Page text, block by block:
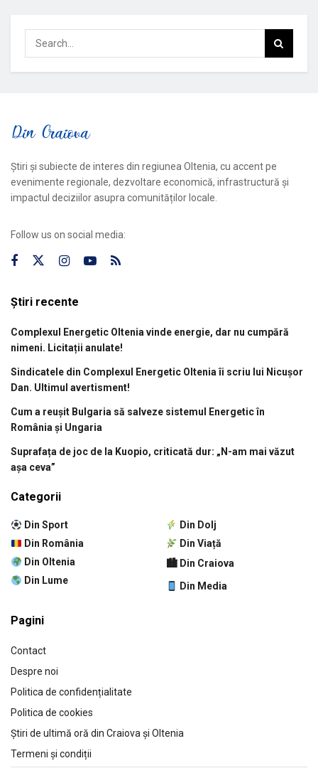
Știri și subiecte de interes din regiunea Oltenia, cu accent pe
evenimente regionale, dezvoltare economică, infrastructură și
impactul deciziilor asupra comunităților locale.
Follow us on social media:
Știri recente
Complexul Energetic Oltenia vinde energie, dar nu cumpără
nimeni. Licitații anulate!
Sindicatele din Complexul Energetic Oltenia îi scriu lui Nicușor
Dan. Ultimul avertisment!
Cum a reușit Bulgaria să salveze sistemul Energetic în
România și Ungaria
Suprafața de joc de la Kuopio, criticată dur: „N-am mai văzut
așa ceva”
Categorii
Din Sport
Din România
Din Oltenia
Din Lume
Din Dolj
Din Viață
🏙 Din Craiova
Din Media
Pagini
Contact
Despre noi
Politica de confidențialitate
Politica de cookies
Știri de ultimă oră din Craiova și Oltenia
Termeni și condiții